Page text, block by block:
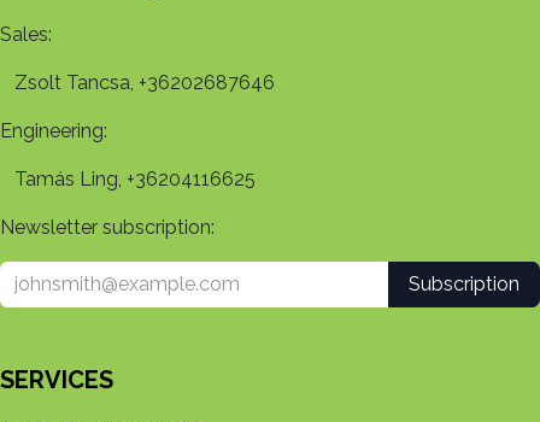
Sales:
Zsolt Tancsa, +36202687646
Engineering:
Tamás Ling, +36204116625
Newsletter subscription:
Subscription
SERVICES